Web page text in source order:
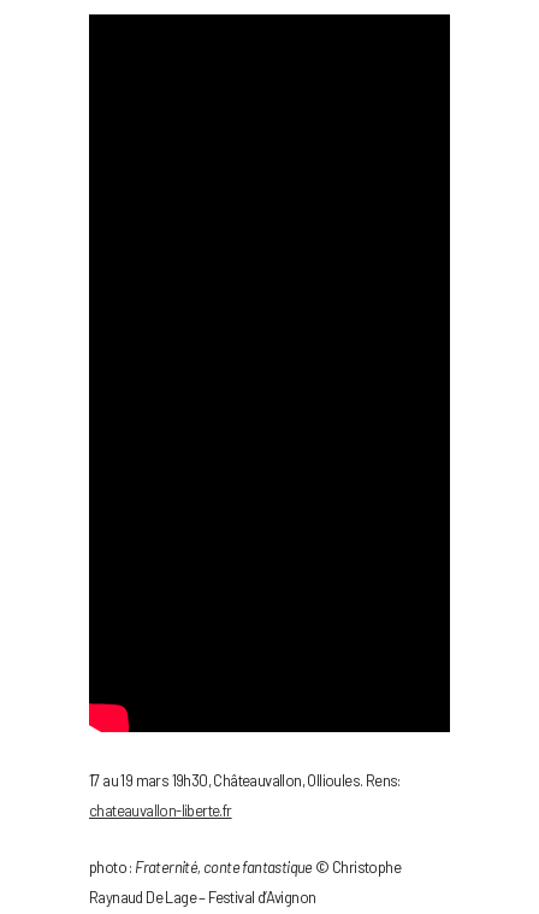
17 au 19 mars 19h30, Châteauvallon, Ollioules. Rens:
chateauvallon-liberte.fr
photo : Fraternité, conte fantastique© Christophe
Raynaud De Lage – Festival d’Avignon